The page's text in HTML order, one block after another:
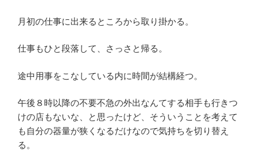
月初の仕事に出来るところから取り掛かる。
仕事もひと段落して、さっさと帰る。
途中用事をこなしている内に時間が結構経つ。
午後８時以降の不要不急の外出なんてする相手も行きつ
けの店もないな、と思ったけど、そういうことを考えて
も自分の器量が狭くなるだけなので気持ちを切り替え
る。